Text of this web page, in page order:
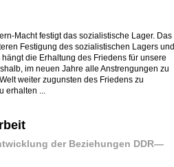
Macht festigt das sozialistische Lager. Das
Festigung des sozialistischen Lagers und
die Erhaltung des Friedens für unsere
im neuen Jahre alle Anstrengungen zu
weiter zugunsten des Friedens zu
erhalten ...
der Beziehungen DDR—